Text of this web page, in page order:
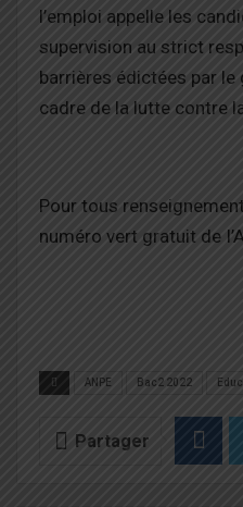
l’emploi appelle les
supervision au strict
barrières édictées par le
cadre de la lutte contre
Pour tous
numéro vert gratuit de
ANPE Bac2 2022
Partager